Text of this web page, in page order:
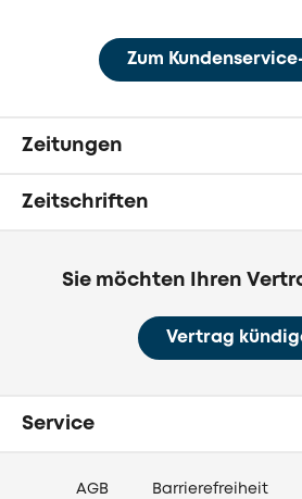
Zum
Zeitungen
Zeitschriften
Sie möchten Ihren
Vertrag
Service
AGB Barrierefreiheit